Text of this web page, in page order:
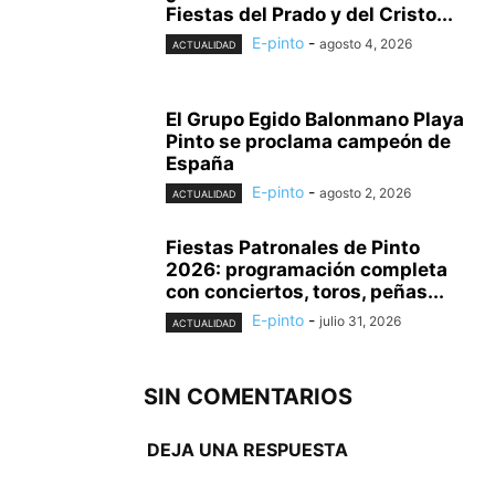
Fiestas del Prado y del Cristo...
ACTUALIDAD E-pinto - agosto 4, 2026
El Grupo Egido Balonmano Playa
Pinto se proclama campeón de
España
ACTUALIDAD E-pinto - agosto 2, 2026
Fiestas Patronales de Pinto
2026: programación completa
con conciertos, toros, peñas...
ACTUALIDAD E-pinto - julio 31, 2026
SIN COMENTARIOS
DEJA UNA RESPUESTA